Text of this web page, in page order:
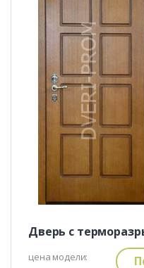
Дверь с
цена модели: